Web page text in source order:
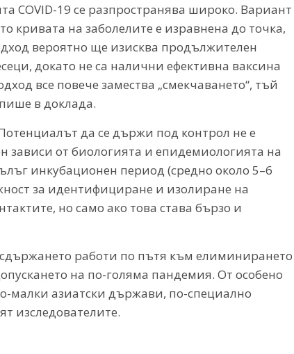
COVID-19 се разпространява широко. Вариант
кривата на заболелите е изравнена до точка,
вероятно ще изисква продължителен
докато не са налични ефективна ваксина
все повече замества „смекчаването“, тъй
в доклада.
да се държи под контрол не е
зависи от биологията и епидемиологията на
инкубационен период (средно около 5–6
за идентифициране и изолиране на
но само ако това става бързо и
работи по пътя към елиминирането
на по-голяма пандемия. От особено
малки азиатски държави, по-специално
изследователите.